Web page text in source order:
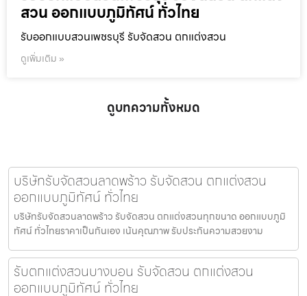
สวน ออกแบบภูมิทัศน์ ทั่วไทย
รับออกแบบสวนเพชรบุรี รับจัดสวน ตกแต่งสวน
ดูเพิ่มเติม »
ดูบทความทั้งหมด
บริษัทรับจัดสวนลาดพร้าว รับจัดสวน ตกแต่งสวน
ออกแบบภูมิทัศน์ ทั่วไทย
บริษัทรับจัดสวนลาดพร้าว รับจัดสวน ตกแต่งสวนทุกขนาด ออกแบบภูมิ
ทัศน์ ทั่วไทยราคาเป็นกันเอง เน้นคุณภาพ รับประกันความสวยงาม
รับตกแต่งสวนบางบอน รับจัดสวน ตกแต่งสวน
ออกแบบภูมิทัศน์ ทั่วไทย